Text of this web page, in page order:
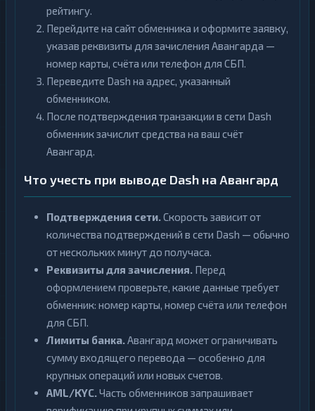
рейтингу.
Перейдите на сайт обменника и оформите заявку,
указав реквизиты для зачисления Авангарда —
номер карты, счёта или телефон для СБП.
Переведите Dash на адрес, указанный
обменником.
После подтверждения транзакции в сети Dash
обменник зачислит средства на ваш счёт
Авангард.
Что учесть при выводе Dash на Авангард
Подтверждения сети.Скорость зависит от
количества подтверждений в сети Dash — обычно
от нескольких минут до получаса.
Реквизиты для зачисления. Перед
оформлением проверьте, какие данные требует
обменник: номер карты, номер счёта или телефон
для СБП.
Лимиты банка.Авангард может ограничивать
сумму входящего перевода — особенно для
крупных операций или новых счетов.
AML/KYC.Часть обменников запрашивает